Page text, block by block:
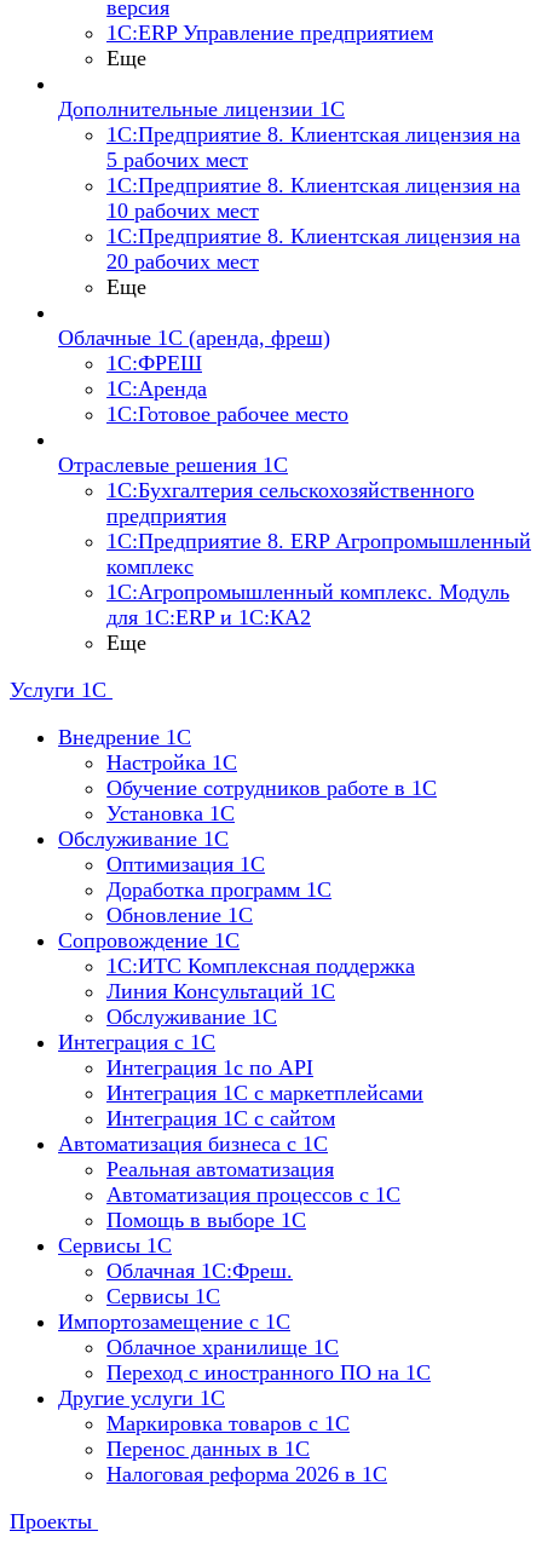
версия
1С:ERP Управление предприятием
Еще
Дополнительные лицензии 1С
1С:Предприятие 8. Клиентская лицензия на
5 рабочих мест
1С:Предприятие 8. Клиентская лицензия на
10 рабочих мест
1С:Предприятие 8. Клиентская лицензия на
20 рабочих мест
Еще
Облачные 1С (аренда, фреш)
1С:ФРЕШ
1С:Аренда
1С:Готовое рабочее место
Отраслевые решения 1С
1С:Бухгалтерия сельскохозяйственного
предприятия
1С:Предприятие 8. ERP Агропромышленный
комплекс
1С:Агропромышленный комплекс. Модуль
для 1С:ERP и 1С:КА2
Еще
Услуги 1С
Внедрение 1С
Настройка 1C
Обучение сотрудников работе в 1С
Установка 1C
Обслуживание 1С
Оптимизация 1С
Доработка программ 1С
Обновление 1С
Сопровождение 1С
1C:ИТС Комплексная поддержка
Линия Консультаций 1С
Обслуживание 1С
Интеграция с 1С
Интеграция 1с по API
Интеграция 1С с маркетплейсами
Интеграция 1С с сайтом
Автоматизация бизнеса с 1С
Реальная автоматизация
Автоматизация процессов с 1С
Помощь в выборе 1С
Сервисы 1С
Облачная 1С:Фреш.
Сервисы 1С
Импортозамещение с 1С
Облачное хранилище 1С
Переход с иностранного ПО на 1С
Другие услуги 1С
Маркировка товаров с 1С
Перенос данных в 1С
Налоговая реформа 2026 в 1С
Проекты